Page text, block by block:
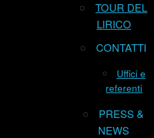
TOUR DEL
LIRICO
CONTATTI
Uffici e
referenti
PRESS &
NEWS